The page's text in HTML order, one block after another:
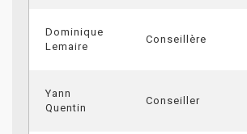
Dominique
Lemaire
Conseillère
Yann
Quentin
Conseiller